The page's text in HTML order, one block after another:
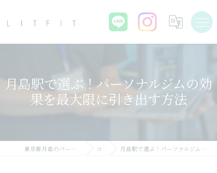
月島駅で選ぶ！パーソナルジムの効
果を最大限に引き出す方法
東京都月島のパーソナルジムならLIT FIT コラム 月島駅で選ぶ！パーソナルジムの効果を最大限に引き出す方法